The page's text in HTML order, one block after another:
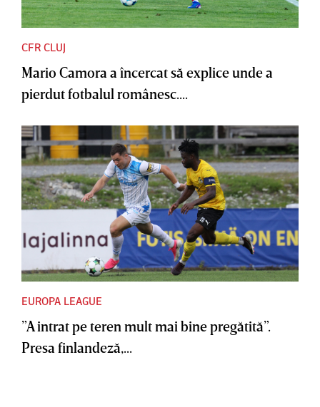
CFR CLUJ
Mario Camora a încercat să explice unde a
pierdut fotbalul românesc....
EUROPA LEAGUE
”A intrat pe teren mult mai bine pregătită”.
Presa finlandeză,...